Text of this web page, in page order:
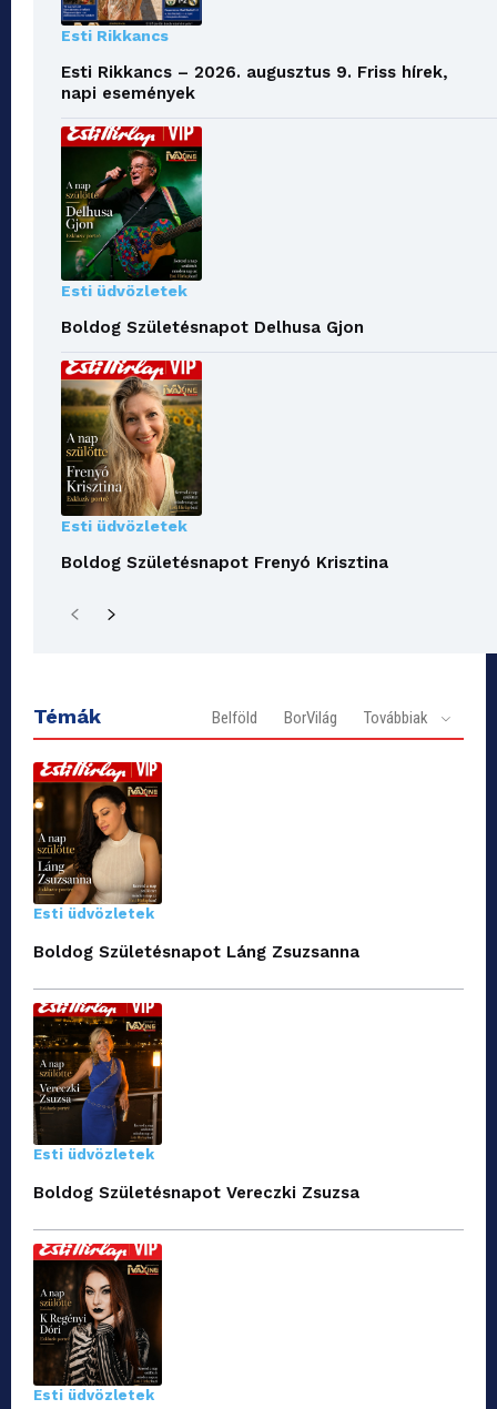
Esti Rikkancs
Esti Rikkancs – 2026. augusztus 9. Friss hírek,
napi események
Esti üdvözletek
Boldog Születésnapot Delhusa Gjon
Esti üdvözletek
Boldog Születésnapot Frenyó Krisztina
Témák Belföld BorVilág Továbbiak
Esti üdvözletek
Boldog Születésnapot Láng Zsuzsanna
Esti üdvözletek
Boldog Születésnapot Vereczki Zsuzsa
Esti üdvözletek